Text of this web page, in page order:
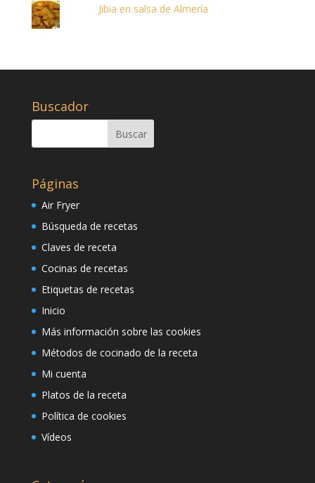
Jibia en salsa de Almería
Buscador
Páginas
Air Fryer
Búsqueda de recetas
Claves de receta
Cocinas de recetas
Etiquetas de recetas
Inicio
Más información sobre las cookies
Métodos de cocinado de la receta
Mi cuenta
Platos de la receta
Política de cookies
Vídeos